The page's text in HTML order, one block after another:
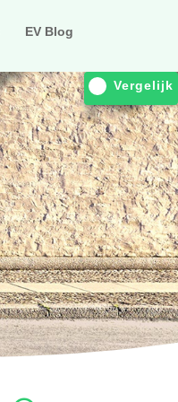
EV Blog
Vergelijk